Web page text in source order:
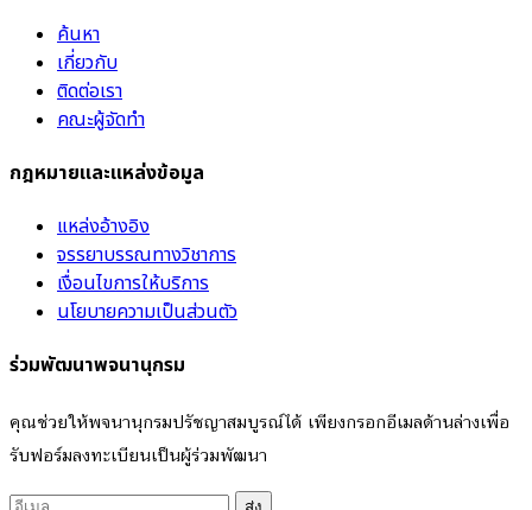
ค้นหา
เกี่ยวกับ
ติดต่อเรา
คณะผู้จัดทำ
กฎหมายและแหล่งข้อมูล
แหล่งอ้างอิง
จรรยาบรรณทางวิชาการ
เงื่อนไขการให้บริการ
นโยบายความเป็นส่วนตัว
ร่วมพัฒนาพจนานุกรม
คุณช่วยให้พจนานุกรมปรัชญาสมบูรณ์ได้ เพียงกรอกอีเมลด้านล่างเพื่อ
รับฟอร์มลงทะเบียนเป็นผู้ร่วมพัฒนา